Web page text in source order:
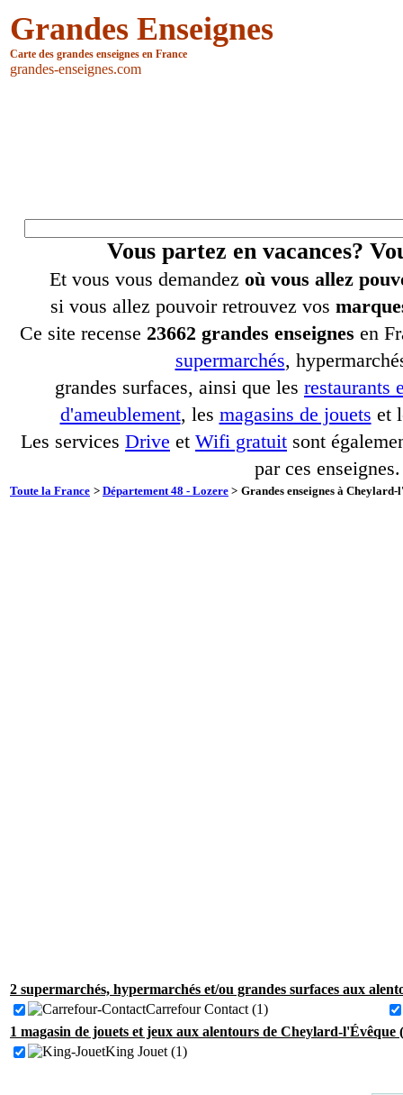
Grandes Enseignes
Carte des grandes enseignes en France
grandes-enseignes.com
Vous partez en vacances?
Et vous vous demandez où vous allez
si vous allez pouvoir retrouvez vos
Ce site recense 23662 grandes enseignes en
supermarchés,
grandes surfaces, ainsi que les restaurants
d'ameublement, les magasins de jouets et
Les services Drive et Wifi gratuit sont
par ces enseignes.
Toute la France > Département 48 - Lozere > Grandes enseignes à
2 supermarchés, hypermarchés et/ou grandes surfaces aux
Carrefour Contact (1)
1 magasin de jouets et jeux aux alentours de Cheylard-l'Évêque
King Jouet (1)